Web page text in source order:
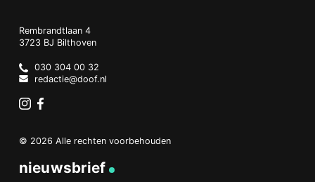
Doof.nl
work
Rembrandtlaan 4
3723 BJ Bilthoven
Netherlands
030 304 00 32
redactie@doof.nl
© 2026 Alle rechten voorbehouden
nieuwsbrief